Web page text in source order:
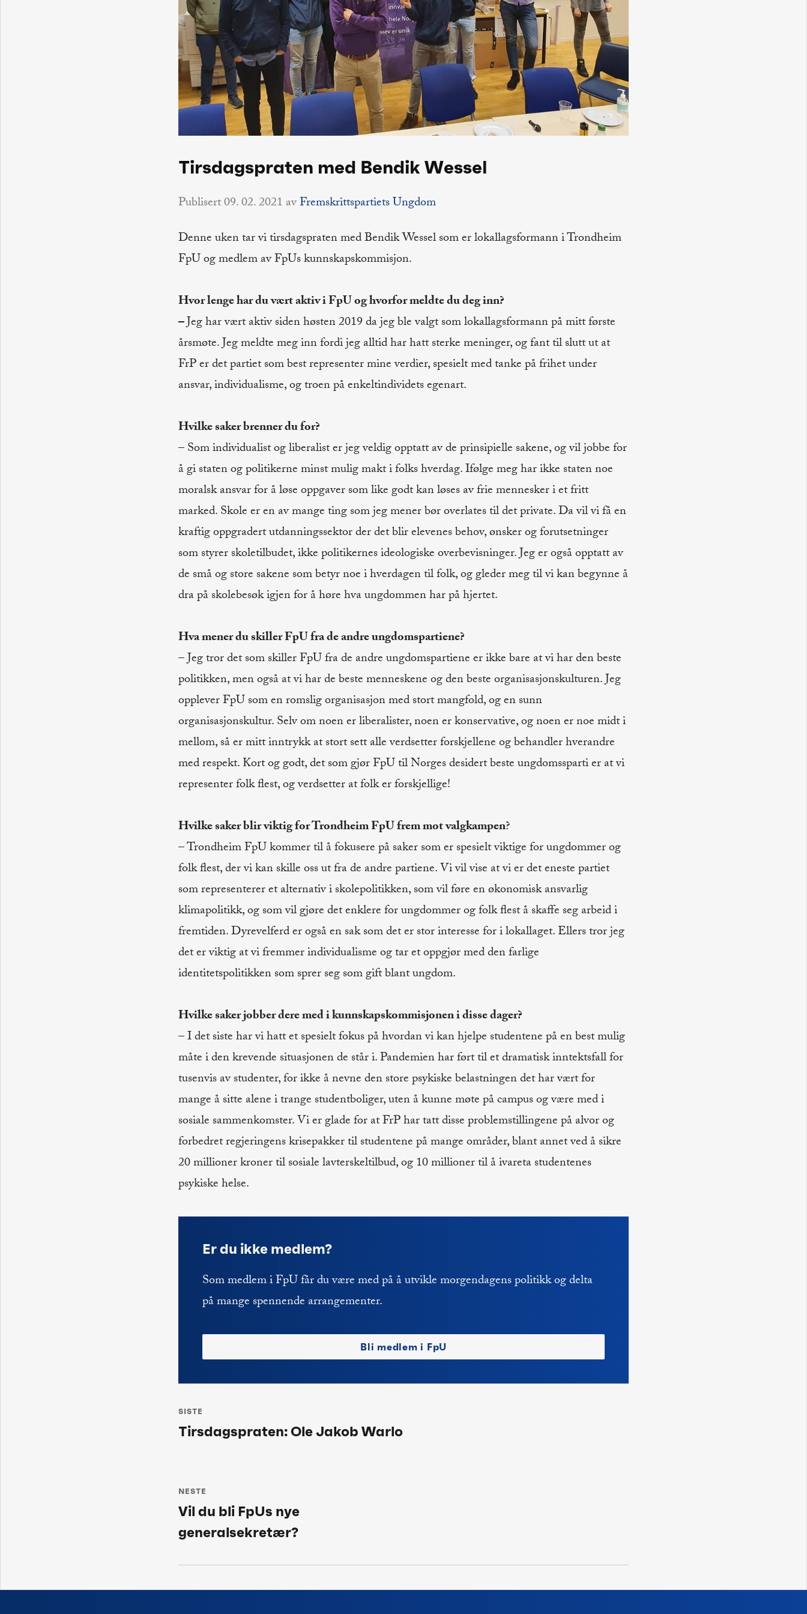
Tirsdagspraten med Bendik Wessel
Publisert09. 02. 2021 avFremskrittspartiets Ungdom
Denne uken tar vi tirsdagspraten med Bendik Wessel som er lokallagsformann i Trondheim
FpU og medlem av FpUs kunnskapskommisjon.
Hvor lenge har du vært aktiv i FpU og hvorfor meldte du deg inn?
–Jeg har vært aktiv siden høsten 2019 da jeg ble valgt som lokallagsformann på mitt første
årsmøte. Jeg meldte meg inn fordi jeg alltid har hatt sterke meninger, og fant til slutt ut at
FrP er det partiet som best representer mine verdier, spesielt med tanke på frihet under
ansvar, individualisme, og troen på enkeltindividets egenart.
Hvilke saker brenner du for?
– Som individualist og liberalist er jeg veldig opptatt av de prinsipielle sakene, og vil jobbe for
å gi staten og politikerne minst mulig makt i folks hverdag. Ifølge meg har ikke staten noe
moralsk ansvar for å løse oppgaver som like godt kan løses av frie mennesker i et fritt
marked. Skole er en av mange ting som jeg mener bør overlates til det private. Da vil vi få en
kraftig oppgradert utdanningssektor der det blir elevenes behov, ønsker og forutsetninger
som styrer skoletilbudet, ikke politikernes ideologiske overbevisninger. Jeg er også opptatt av
de små og store sakene som betyr noe i hverdagen til folk, og gleder meg til vi kan begynne å
dra på skolebesøk igjen for å høre hva ungdommen har på hjertet.
Hva mener du skiller FpU fra de andre ungdomspartiene?
– Jeg tror det som skiller FpU fra de andre ungdomspartiene er ikke bare at vi har den beste
politikken, men også at vi har de beste menneskene og den beste organisasjonskulturen. Jeg
opplever FpU som en romslig organisasjon med stort mangfold, og en sunn
organisasjonskultur. Selv om noen er liberalister, noen er konservative, og noen er noe midt i
mellom, så er mitt inntrykk at stort sett alle verdsetter forskjellene og behandler hverandre
med respekt. Kort og godt, det som gjør FpU til Norges desidert beste ungdomssparti er at vi
representer folk flest, og verdsetter at folk er forskjellige!
Hvilke saker blir viktig for Trondheim FpU frem mot valgkampen?
– Trondheim FpU kommer til å fokusere på saker som er spesielt viktige for ungdommer og
folk flest, der vi kan skille oss ut fra de andre partiene. Vi vil vise at vi er det eneste partiet
som representerer et alternativ i skolepolitikken, som vil føre en økonomisk ansvarlig
klimapolitikk, og som vil gjøre det enklere for ungdommer og folk flest å skaffe seg arbeid i
fremtiden. Dyrevelferd er også en sak som det er stor interesse for i lokallaget. Ellers tror jeg
det er viktig at vi fremmer individualisme og tar et oppgjør med den farlige
identitetspolitikken som sprer seg som gift blant ungdom.
Hvilke saker jobber dere med i kunnskapskommisjonen i disse dager?
– I det siste har vi hatt et spesielt fokus på hvordan vi kan hjelpe studentene på en best mulig
måte i den krevende situasjonen de står i. Pandemien har ført til et dramatisk inntektsfall for
tusenvis av studenter, for ikke å nevne den store psykiske belastningen det har vært for
mange å sitte alene i trange studentboliger, uten å kunne møte på campus og være med i
sosiale sammenkomster. Vi er glade for at FrP har tatt disse problemstillingene på alvor og
forbedret regjeringens krisepakker til studentene på mange områder, blant annet ved å sikre
20 millioner kroner til sosiale lavterskeltilbud, og 10 millioner til å ivareta studentenes
psykiske helse.
Er du ikke medlem?
Som medlem i FpU får du være med på å utvikle morgendagens politikk og delta
på mange spennende arrangementer.
Bli medlem i FpU
SISTE
Siste
Tirsdagspraten: Ole Jakob Warlo
NESTE
Neste
post:
Vil du bli FpUs nye
generalsekretær?